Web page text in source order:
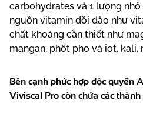
carbohydrates và 1 lượng
nguồn vitamin dồi dào như
chất khoáng cần thiết như
mangan, phốt pho và iot, kali,
Bên cạnh phức hợp độc quyền
Viviscal Pro còn chứa các